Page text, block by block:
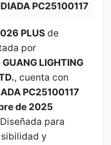
PC25100117
PLUS de
por
LIGHTING
, cuenta con
PC25100117
de 2025
para
y